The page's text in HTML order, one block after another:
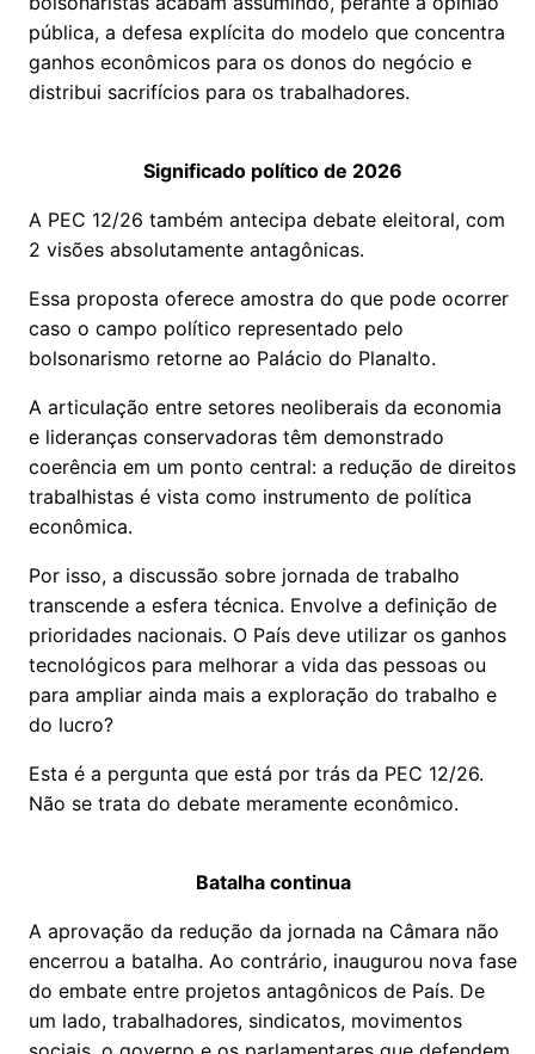
pública, a defesa explícita do modelo que concentra
ganhos econômicos para os donos do negócio e
distribui sacrifícios para os trabalhadores.
Significado político de 2026
A PEC 12/26 também antecipa debate eleitoral, com
2 visões absolutamente antagônicas.
Essa proposta oferece amostra do que pode ocorrer
caso o campo político representado pelo
bolsonarismo retorne ao Palácio do Planalto.
A articulação entre setores neoliberais da economia
e lideranças conservadoras têm demonstrado
coerência em um ponto central: a redução de direitos
trabalhistas é vista como instrumento de política
econômica.
Por isso, a discussão sobre jornada de trabalho
transcende a esfera técnica. Envolve a definição de
prioridades nacionais. O País deve utilizar os ganhos
tecnológicos para melhorar a vida das pessoas ou
para ampliar ainda mais a exploração do trabalho e
do lucro?
Esta é a pergunta que está por trás da PEC 12/26.
Não se trata do debate meramente econômico.
Batalha continua
A aprovação da redução da jornada na Câmara não
encerrou a batalha. Ao contrário, inaugurou nova fase
do embate entre projetos antagônicos de País. De
um lado, trabalhadores, sindicatos, movimentos